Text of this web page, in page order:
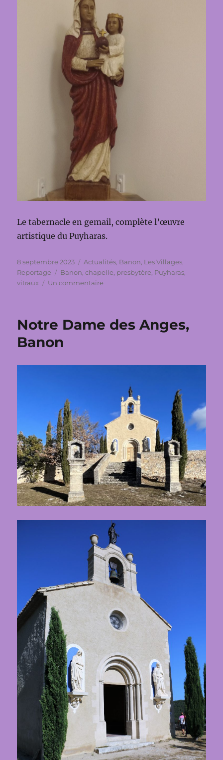
Le tabernacle en gemail, complète l’œuvre
artistique du Puyharas.
Publié
le
8 septembre 2023 Catégories
Actualités, Banon, Les Villages,
Reportage
Étiquettes
Banon,chapelle, presbytère, Puyharas,
vitraux
Un commentaire
de
Notre Dame des Anges,
Banon